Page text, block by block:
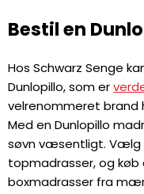
Bestil en
Hos Schwarz Senge
Dunlopillo, som er
velrenommeret brand
Med en Dunlopillo
søvn væsentligt. Vælg
topmadrasser, og
boxmadrasser fra